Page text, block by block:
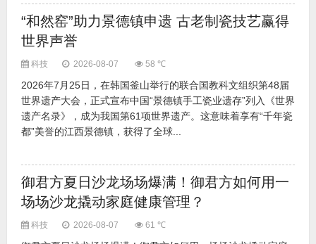
“和然窑”助力景德镇申遗 古老制瓷技艺赢得
世界声誉
科技 2026-08-07 58 ℃
2026年7月25日，在韩国釜山举行的联合国教科文组织第48届
世界遗产大会，正式宣布中国“景德镇手工瓷业遗存”列入《世界
遗产名录》，成为我国第61项世界遗产。这意味着享有“千年瓷
都”美誉的江西景德镇，获得了全球...
御君方夏日沙龙场场爆满！御君方如何用一
场场沙龙撬动家庭健康管理？
科技 2026-08-07 61 ℃